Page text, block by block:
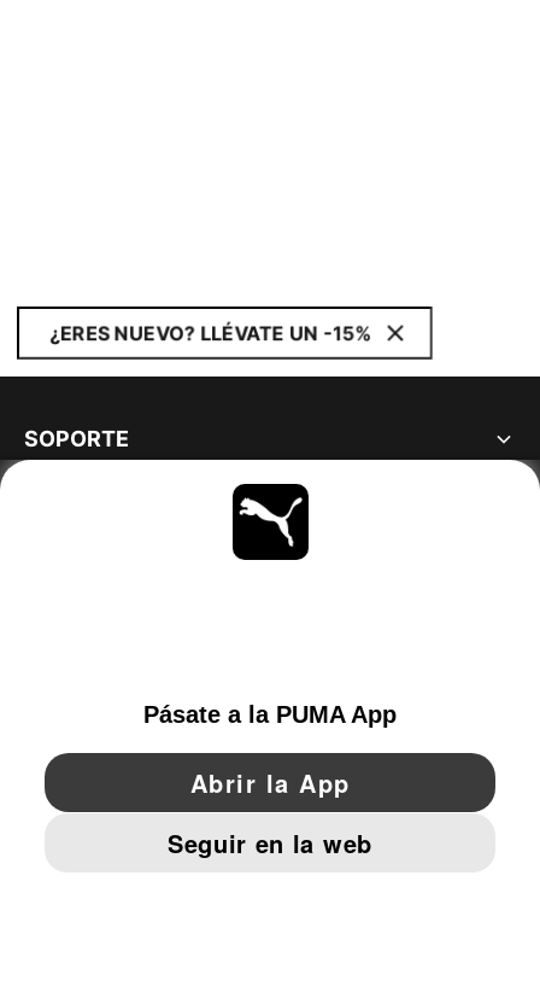
¿ERES NUEVO? LLÉVATE UN -15%
SOPORTE
YouTube Twitter Pinterest
AVISO LEGAL Y DATOS LEGALES